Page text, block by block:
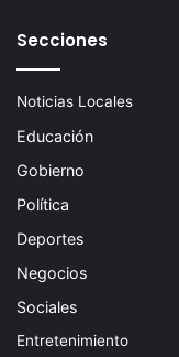
Secciones
Noticias Locales
Educación
Gobierno
Política
Deportes
Negocios
Sociales
Entretenimiento